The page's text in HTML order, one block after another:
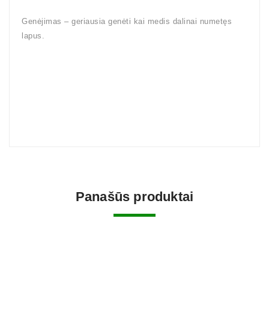
Genėjimas – geriausia genėti kai medis dalinai numetęs
lapus.
Panašūs produktai